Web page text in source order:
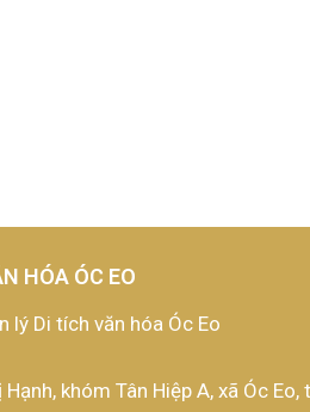
HÓA ÓC EO
lý Di tích văn hóa Óc Eo
khóm Tân Hiệp A, xã Óc Eo,